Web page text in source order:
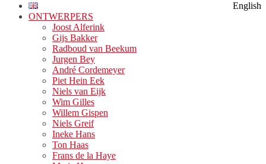
English
ONTWERPERS
Joost Alferink
Gijs Bakker
Radboud van Beekum
Jurgen Bey
André Cordemeyer
Piet Hein Eek
Niels van Eijk
Wim Gilles
Willem Gispen
Niels Greif
Ineke Hans
Ton Haas
Frans de la Haye